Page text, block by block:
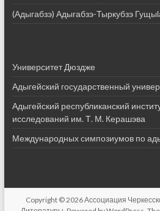
(Адыгабзэ) Адыгабзэ-Тыркубзэ
Университет Дюздже
Адыгейский государственный
Адыгейский республиканский
исследований им. Т. М. Керашэва
Международных симпозиумов по
Copyright © 2026Ассоциация